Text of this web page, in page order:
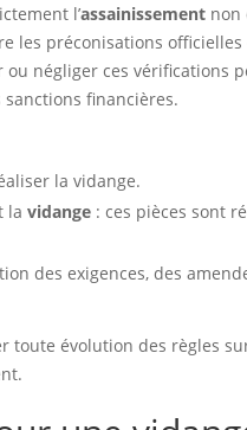
l’assainissement non
les préconisations officielles
ou négliger ces
financières.
la vidange.
la vidange : ces pièces sont
des exigences, des
toute évolution des règles